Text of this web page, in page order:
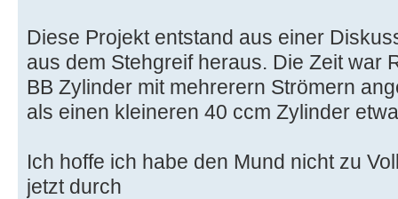
Diese Projekt entstand aus einer
aus dem Stehgreif heraus. Die Zeit war
BB Zylinder mit mehrerern Strömern
als einen kleineren 40 ccm Zylinder
Ich hoffe ich habe den Mund nicht zu
jetzt durch